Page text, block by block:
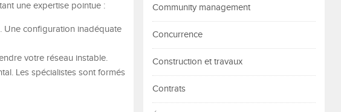
une expertise pointue :
configuration inadéquate
votre réseau instable.
Les spécialistes sont formés
Community management
Concurrence
Construction et travaux
Contrats